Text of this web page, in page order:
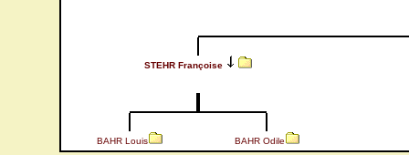
STEHR Françoise
BAHR Louis BAHR Odile